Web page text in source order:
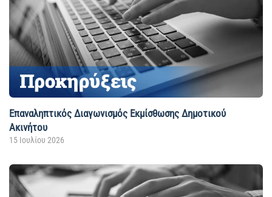
Επαναληπτικός Διαγωνισμός Εκμίσθωσης Δημοτικού
Ακινήτου
15 Ιουλίου 2026